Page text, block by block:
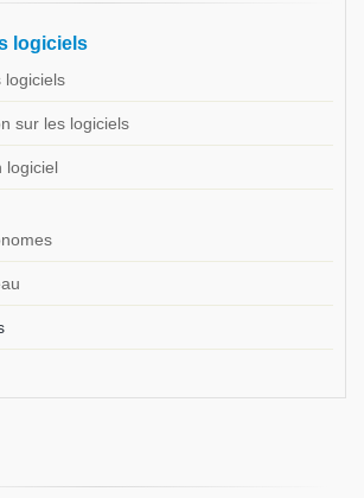
logiciels
logiciels
sur les logiciels
logiciel